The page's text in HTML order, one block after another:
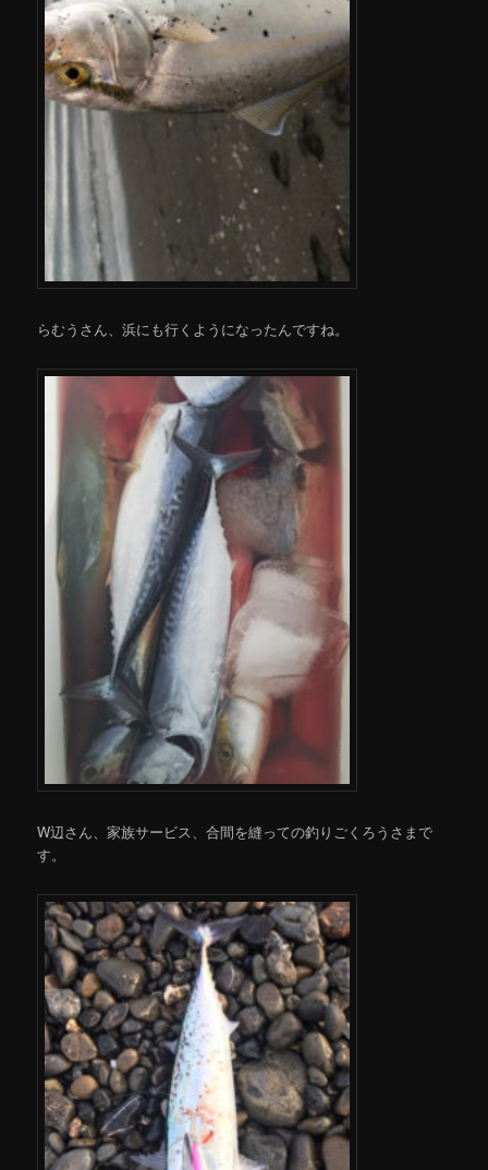
らむうさん、浜にも行くようになったんですね。
W辺さん、家族サービス、合間を縫っての釣りごくろうさまで
す。